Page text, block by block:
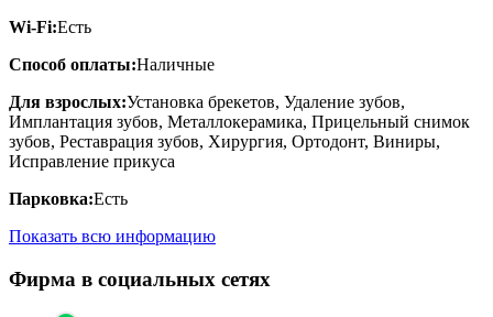
Wi-Fi:Есть
Способ оплаты:Наличные
Для взрослых:Установка брекетов, Удаление зубов,
Имплантация зубов, Металлокерамика, Прицельный снимок
зубов, Реставрация зубов, Хирургия, Ортодонт, Виниры,
Исправление прикуса
Парковка:Есть
Показать всю информацию
Фирма в социальных сетях